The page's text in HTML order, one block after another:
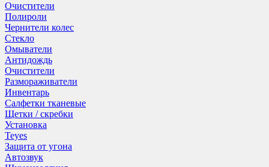
Очистители
Полироли
Чернители колес
Стекло
Омыватели
Антидождь
Очистители
Размораживатели
Инвентарь
Салфетки тканевые
Щетки / скребки
Установка
Teyes
Защита от угона
Автозвук